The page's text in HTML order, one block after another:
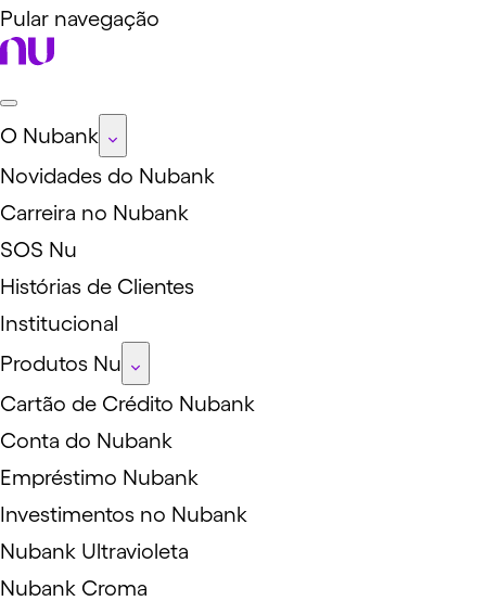
Pular navegação
O Nubank
Novidades do Nubank
Carreira no Nubank
SOS Nu
Histórias de Clientes
Institucional
Produtos Nu
Cartão de Crédito Nubank
Conta do Nubank
Empréstimo Nubank
Investimentos no Nubank
Nubank Ultravioleta
Nubank Croma